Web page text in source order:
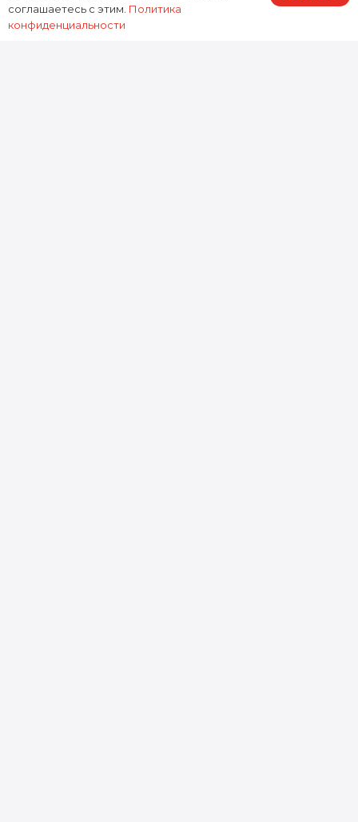
ответственность за результат.
соглашаетесь с этим. Политика
конфиденциальности